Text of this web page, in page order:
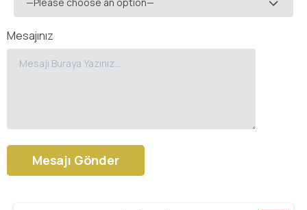
—Please choose an option—
Mesajınız